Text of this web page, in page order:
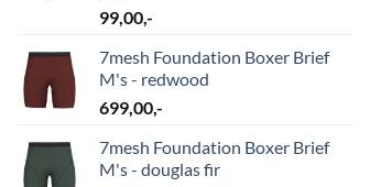
99,00,-
7mesh Foundation Boxer Brief
M's - redwood
699,00,-
7mesh Foundation Boxer Brief
M's - douglas fir